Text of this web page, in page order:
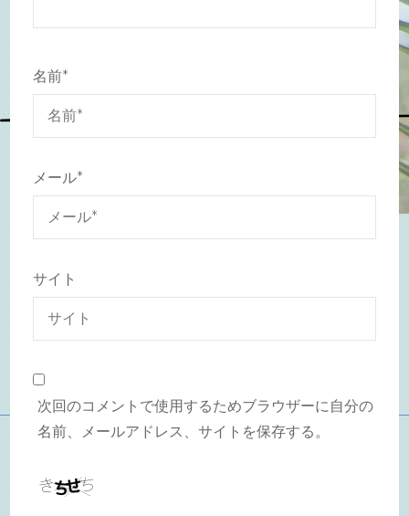
名前*
メール*
サイト
次回のコメントで使用するためブラウザーに自分の
名前、メールアドレス、サイトを保存する。